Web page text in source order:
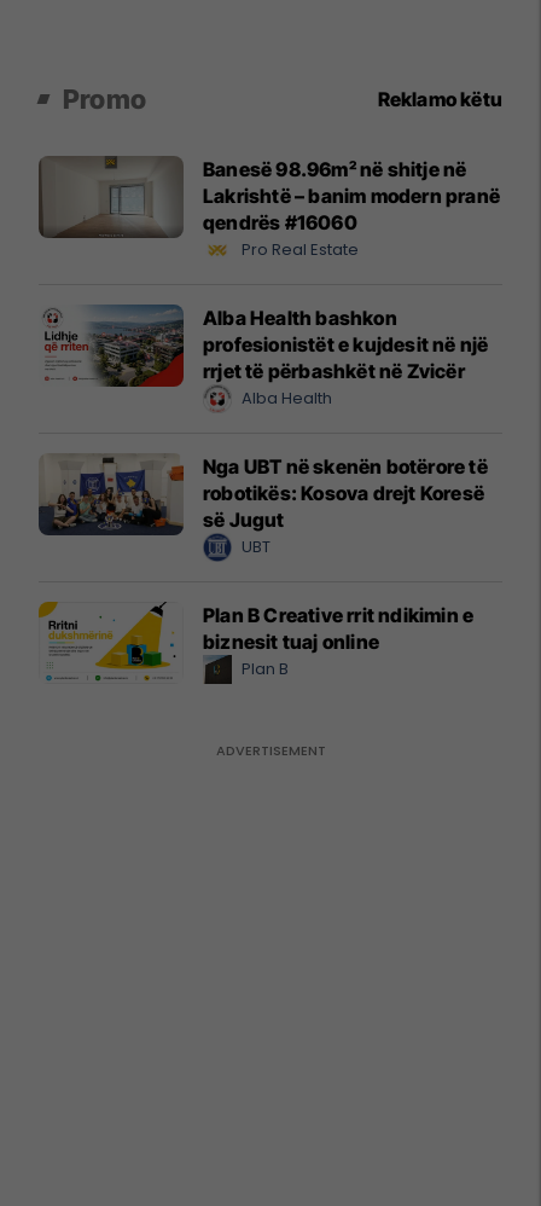
Promo Reklamo këtu
Banesë 98.96m² në shitje në
Lakrishtë – banim modern pranë
qendrës #16060
Pro Real Estate
Alba Health bashkon
profesionistët e kujdesit në një
rrjet të përbashkët në Zvicër
Alba Health
Nga UBT në skenën botërore të
robotikës: Kosova drejt Koresë
së Jugut
UBT
Plan B Creative rrit ndikimin e
biznesit tuaj online
Plan B